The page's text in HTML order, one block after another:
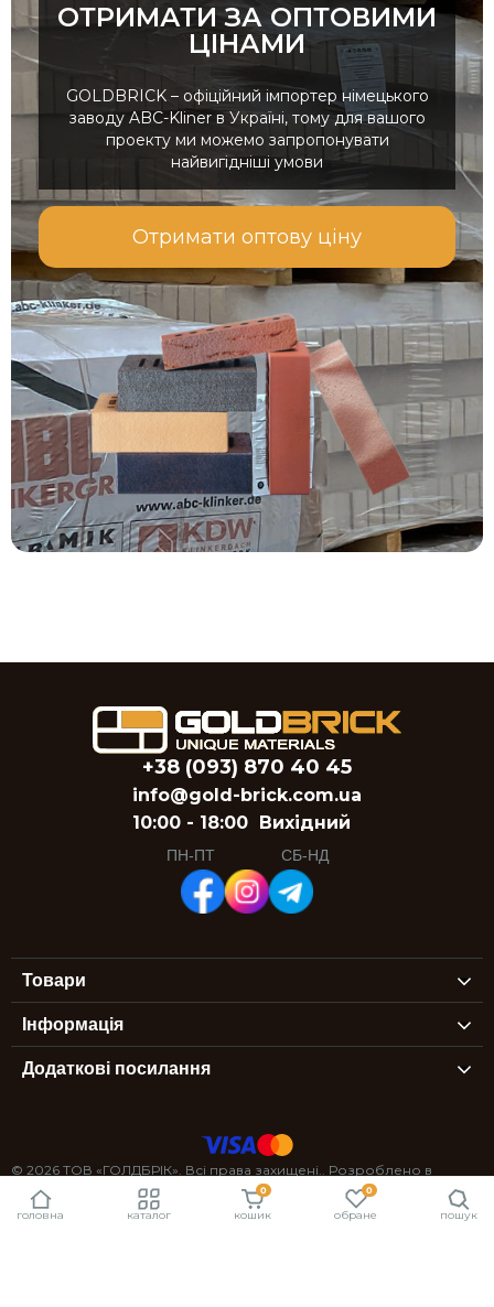
ОТРИМАТИ ЗА ОПТОВИМИ
ЦІНАМИ
GOLDBRICK – офіційний імпортер німецького
заводу ABC-Kliner в Україні, тому для вашого
проекту ми можемо запропонувати
найвигідніші умови
Отримати оптову ціну
+38 (093) 870 40 45
info@gold-brick.com.ua
10:00 - 18:00
ПН-ПТ
Вихідний
СБ-НД
Товари
Інформація
Додаткові посилання
© 2026 ТОВ «ГОЛДБРІК». Всі права захищені.. Розроблено в
StexSoft
головна каталог
0
кошик
0
обране пошук